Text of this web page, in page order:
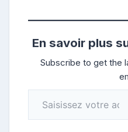
En savoir plus
Subscribe to get the
Saisissez votre adresse e-mail…